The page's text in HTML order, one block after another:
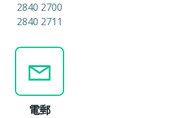
2840 2700
2840 2711
電郵